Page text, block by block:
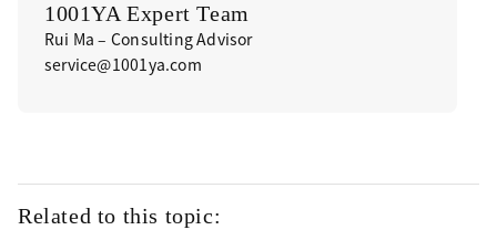
1001YA Expert Team
Rui Ma – Consulting Advisor
service@1001ya.com
Related to this topic: